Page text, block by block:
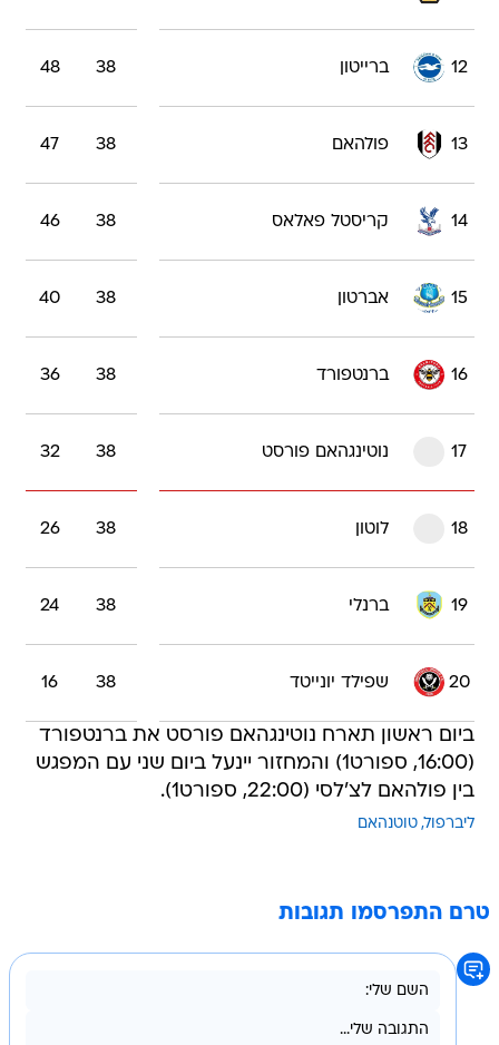
12 ברייטון 38
48
13 פולהאם 38
47
14 קריסטל פאלאס 38
46
15 אברטון 38
40
16 ברנטפורד 38
36
17 נוטינגהאם פורסט 38
32
18 לוטון 38
26
19 ברנלי 38
24
20 שפילד יונייטד 38
16
ביום ראשון תארח נוטינגהאם פורסט את ברנטפורד
(16:00, ספורט1) והמחזור יינעל ביום שני עם המפגש
בין פולהאם לצ'לסי (22:00, ספורט1).
ליברפול טוטנהאם
טרם התפרסמו תגובות